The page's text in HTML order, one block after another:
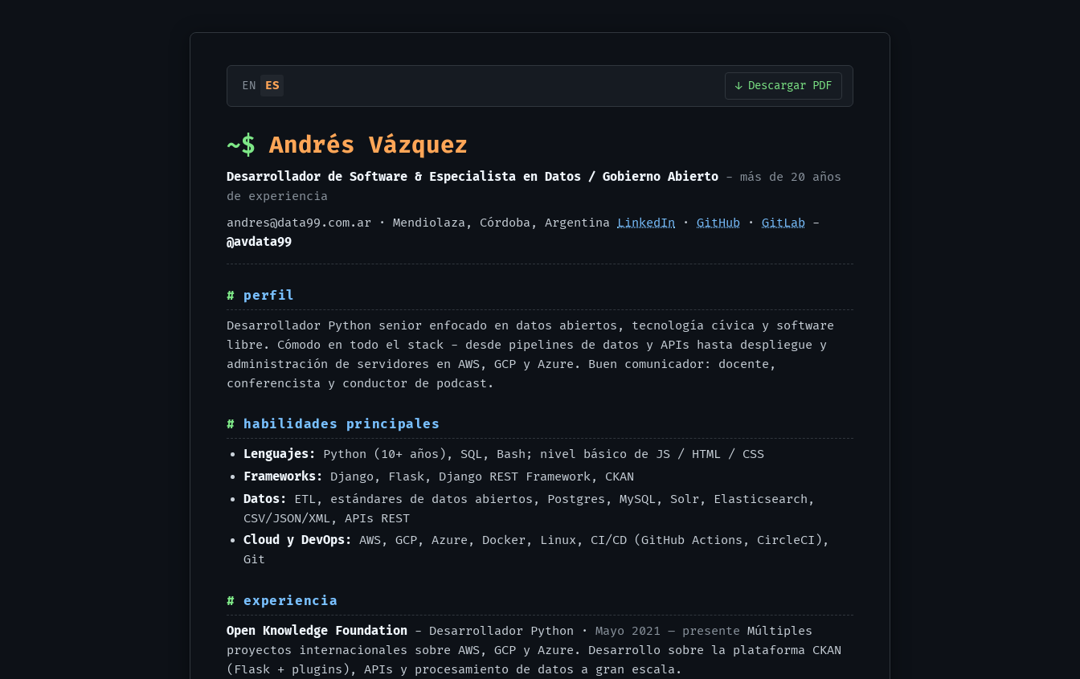
EN ES ↓ Descargar PDF
Andrés Vázquez
Desarrollador de Software & Especialista en Datos / Gobierno Abierto - más de 20 años
de experiencia
andres@data99.com.ar · Mendiolaza, Córdoba, Argentina LinkedIn · GitHub · GitLab -
@avdata99
perfil
Desarrollador Python senior enfocado en datos abiertos, tecnología cívica y software
libre. Cómodo en todo el stack - desde pipelines de datos y APIs hasta despliegue y
administración de servidores en AWS, GCP y Azure. Buen comunicador: docente,
conferencista y conductor de podcast.
habilidades principales
Lenguajes:
Python (10+ años), SQL, Bash; nivel básico de JS / HTML / CSS
Frameworks:
Django, Flask, Django REST Framework, CKAN
Datos:
ETL, estándares de datos abiertos, Postgres, MySQL, Solr, Elasticsearch,
CSV/JSON/XML, APIs REST
Cloud y DevOps: AWS, GCP, Azure, Docker, Linux, CI/CD (GitHub Actions, CircleCI),
Git
experiencia
Open Knowledge Foundation - Desarrollador Python · Mayo 2021 – presente Múltiples
proyectos internacionales sobre AWS, GCP y Azure. Desarrollo sobre la plataforma CKAN
(Flask + plugins), APIs y procesamiento de datos a gran escala.